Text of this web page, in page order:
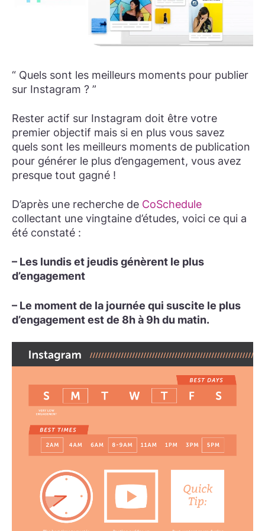
“ Quels sont les meilleurs moments pour publier
sur Instagram ? ”
Rester actif sur Instagram doit être votre
premier objectif mais si en plus vous savez
quels sont les meilleurs moments de publication
pour générer le plus d’engagement, vous avez
presque tout gagné !
D’après une recherche de CoSchedule
collectant une vingtaine d’études, voici ce qui a
été constaté :
– Les lundis et jeudis génèrent le plus
d’engagement
– Le moment de la journée qui suscite le plus
d’engagement est de 8h à 9h du matin.